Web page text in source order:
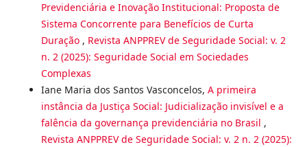
Previdenciária e Inovação Institucional: Proposta de
Sistema Concorrente para Benefícios de Curta
Duração , Revista ANPPREV de Seguridade Social: v. 2
n. 2 (2025): Seguridade Social em Sociedades
Complexas
Iane Maria dos Santos Vasconcelos, A primeira
instância da Justiça Social: Judicialização invisível e a
falência da governança previdenciária no Brasil ,
Revista ANPPREV de Seguridade Social: v. 2 n. 2 (2025):